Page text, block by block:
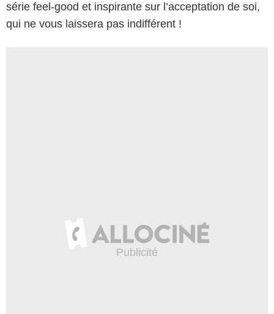
série feel-good et inspirante sur l’acceptation de soi,
qui ne vous laissera pas indifférent !